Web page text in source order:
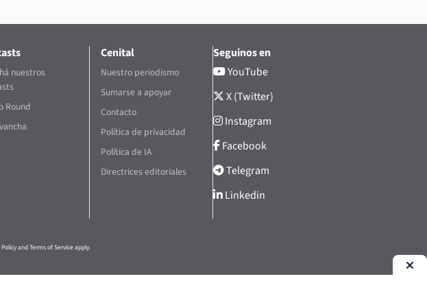
nuestros
Round
Cenital
Nuestro periodismo
Sumarse a apoyar
Contacto
Política de privacidad
Política de IA
Directrices editoriales
Seguinos en
YouTube
X (Twitter)
Instagram
Facebook
Telegram
Linkedin
PolicyandTerms of Serviceapply.